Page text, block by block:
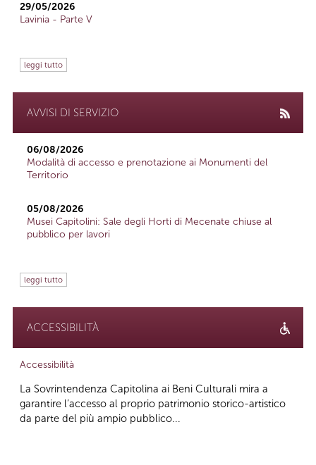
29/05/2026
Lavinia - Parte V
leggi tutto
AVVISI DI SERVIZIO
06/08/2026
Modalità di accesso e prenotazione ai Monumenti del
Territorio
05/08/2026
Musei Capitolini: Sale degli Horti di Mecenate chiuse al
pubblico per lavori
leggi tutto
ACCESSIBILITÀ
Accessibilità
La Sovrintendenza Capitolina ai Beni Culturali mira a
garantire l’accesso al proprio patrimonio storico-artistico
da parte del più ampio pubblico...